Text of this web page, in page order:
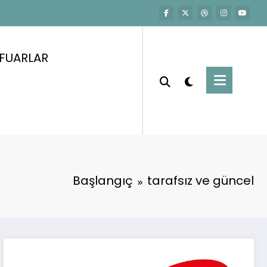
Başlangıç tarafsız ve güncel